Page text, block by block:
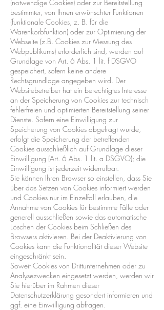
(notwendige Cookies) oder zur Bereitstellung
bestimmter, von Ihnen erwünschter Funktionen
(funktionale Cookies, z. B. für die
Warenkorbfunktion) oder zur Optimierung der
Webseite (z.B. Cookies zur Messung des
Webpublikums) erforderlich sind, werden auf
Grundlage von Art. 6 Abs. 1 lit. f DSGVO
gespeichert, sofern keine andere
Rechtsgrundlage angegeben wird. Der
Websitebetreiber hat ein berechtigtes Interesse
an der Speicherung von Cookies zur technisch
fehlerfreien und optimierten Bereitstellung seiner
Dienste. Sofern eine Einwilligung zur
Speicherung von Cookies abgefragt wurde,
erfolgt die Speicherung der betreffenden
Cookies ausschließlich auf Grundlage dieser
Einwilligung (Art. 6 Abs. 1 lit. a DSGVO); die
Einwilligung ist jederzeit widerrufbar.
Sie können Ihren Browser so einstellen, dass Sie
über das Setzen von Cookies informiert werden
und Cookies nur im Einzelfall erlauben, die
Annahme von Cookies für bestimmte Fälle oder
generell ausschließen sowie das automatische
Löschen der Cookies beim Schließen des
Browsers aktivieren. Bei der Deaktivierung von
Cookies kann die Funktionalität dieser Website
eingeschränkt sein.
Soweit Cookies von Drittunternehmen oder zu
Analysezwecken eingesetzt werden, werden wir
Sie hierüber im Rahmen dieser
Datenschutzerklärung gesondert informieren und
ggf. eine Einwilligung abfragen.